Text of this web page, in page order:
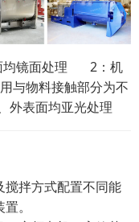
均镜面处理 2：机
物料接触部分为不
表面均亚光处理
搅拌方式配置不同能
。